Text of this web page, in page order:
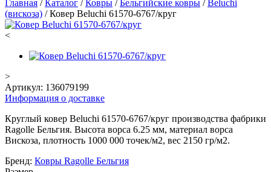
Главная / Каталог / Ковры / Бельгийские ковры / Beluchi
(вискоза) / Ковер Beluchi 61570-6767/круг
<
>
Артикул: 136079199
Информация о доставке
Круглый ковер Beluchi 61570-6767/круг производства фабрики
Ragolle Бельгия. Высота ворса 6.25 мм, материал ворса
Вискоза, плотность 1000 000 точек/м2, вес 2150 гр/м2.
Бренд: Ковры Ragolle Бельгия